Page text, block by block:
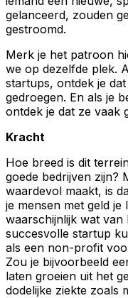
gelanceerd, zouden
gestroomd.
Merk je het patroon
we op dezelfde plek.
startups, ontdek je
gedroegen. En als je
ontdek je dat ze vaak
Kracht
Hoe breed is dit
goede bedrijven zijn?
waardevol maakt, is
je mensen met geld
waarschijnlijk wat
succesvolle startup
als een non-profit
Zou je bijvoorbeeld
laten groeien uit het
dodelijke ziekte zoals